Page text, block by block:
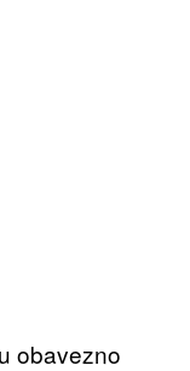
obavezno